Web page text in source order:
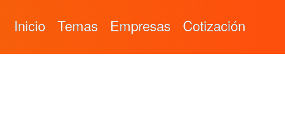
Inicio Temas Empresas Cotización